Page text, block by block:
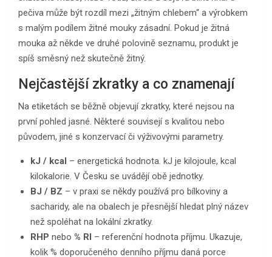
pečiva může být rozdíl mezi „žitným chlebem“ a výrobkem
s malým podílem žitné mouky zásadní. Pokud je žitná
mouka až někde ve druhé polovině seznamu, produkt je
spíš směsný než skutečně žitný.
Nejčastější zkratky a co znamenají
Na etiketách se běžně objevují zkratky, které nejsou na
první pohled jasné. Některé souvisejí s kvalitou nebo
původem, jiné s konzervací či výživovými parametry.
kJ / kcal – energetická hodnota. kJ je kilojoule, kcal
kilokalorie. V Česku se uvádějí obě jednotky.
BJ / BZ – v praxi se někdy používá pro bílkoviny a
sacharidy, ale na obalech je přesnější hledat plný název
než spoléhat na lokální zkratky.
RHP nebo % RI – referenční hodnota příjmu. Ukazuje,
kolik % doporučeného denního příjmu daná porce